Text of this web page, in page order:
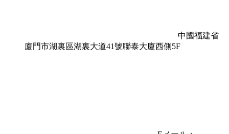
中國福建省
廈門市湖裏區湖裏大道41號聯泰大廈西側5F